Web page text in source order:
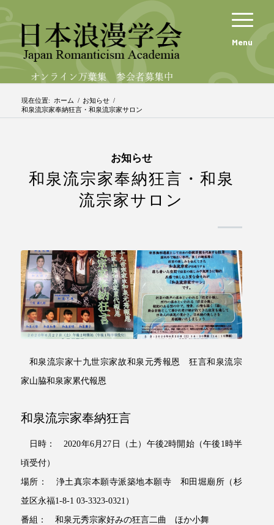
Menu
現在位置: ホーム / お知らせ /
和泉流宗家奉納狂言・和泉流宗家サロン
お知らせ
和泉流宗家奉納狂言・和泉
流宗家サロン
和泉流宗家十九世宗家故和泉元秀報恩 狂言和泉流宗
家山脇和泉家累代報恩
和泉流宗家奉納狂言
日時： 2020年6月27日（土）午後2時開始（午後1時半
頃受付）
場所： 浄土真宗本願寺派築地本願寺 和田堀廟所（杉
並区永福1-8-1 03-3323-0321）
番組： 和泉元秀宗家好みの狂言二曲 ほか小舞